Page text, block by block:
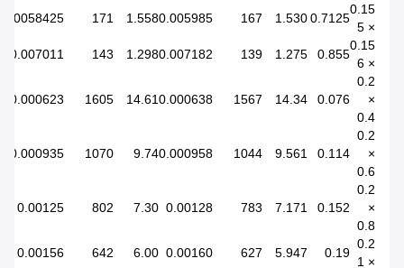
0.15
× 5
0.7125
1.530
167
0.005985
1.558
171
0.0058425
0.15
× 6
0.855
1.275
139
0.007182
1.298
143
0.007011
0.2
×
0.4
0.076
14.34
1567
0.000638
14.61
1605
0.000623
0.2
×
0.6
0.114
9.561
1044
0.000958
9.74
1070
0.000935
0.2
×
0.8
0.152
7.171
783
0.00128
7.30
802
0.00125
0.2
× 1
0.19
5.947
627
0.00160
6.00
642
0.00156